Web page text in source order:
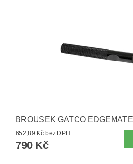
BROUSEK GATCO EDGEMATE
652,89 Kč bez DPH
790 Kč